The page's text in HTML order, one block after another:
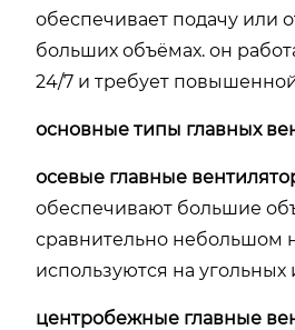
обеспечивает подачу или
больших объёмах. он
24/7 и требует
основные типы главных
осевые главные
обеспечивают большие
сравнительно небольшом
используются на угольных
центробежные главные